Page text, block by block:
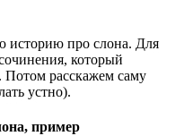
про слона. Для
который
Потом расскажем саму
устно).
пример